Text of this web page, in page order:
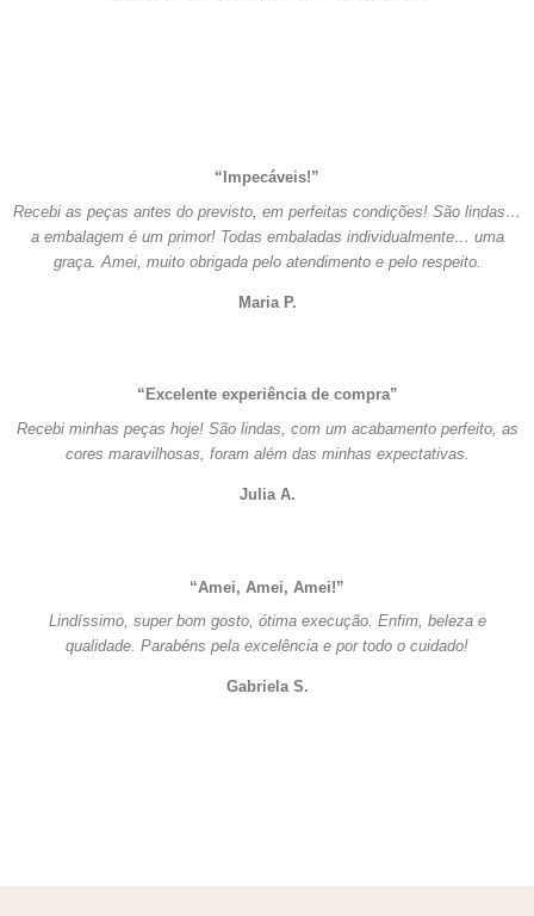
“Impecáveis!”
Recebi as peças antes do previsto, em perfeitas condições! São lindas…
a embalagem é um primor! Todas embaladas individualmente… uma
graça. Amei, muito obrigada pelo atendimento e pelo respeito.
Maria P.
“Excelente experiência de compra”
Recebi minhas peças hoje! São lindas, com um acabamento perfeito, as
cores maravilhosas, foram além das minhas expectativas.
Julia A.
“Amei, Amei, Amei!”
Lindíssimo, super bom gosto, ótima execução. Enfim, beleza e
qualidade. Parabéns pela excelência e por todo o cuidado!
Gabriela S.